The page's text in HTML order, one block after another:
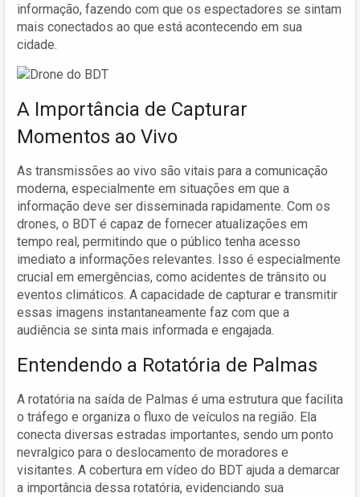
informação, fazendo com que os espectadores se sintam
mais conectados ao que está acontecendo em sua
cidade.
A Importância de Capturar
Momentos ao Vivo
As transmissões ao vivo são vitais para a comunicação
moderna, especialmente em situações em que a
informação deve ser disseminada rapidamente. Com os
drones, o BDT é capaz de fornecer atualizações em
tempo real, permitindo que o público tenha acesso
imediato a informações relevantes. Isso é especialmente
crucial em emergências, como acidentes de trânsito ou
eventos climáticos. A capacidade de capturar e transmitir
essas imagens instantaneamente faz com que a
audiência se sinta mais informada e engajada.
Entendendo a Rotatória de Palmas
A rotatória na saída de Palmas é uma estrutura que facilita
o tráfego e organiza o fluxo de veículos na região. Ela
conecta diversas estradas importantes, sendo um ponto
nevralgico para o deslocamento de moradores e
visitantes. A cobertura em vídeo do BDT ajuda a demarcar
a importância dessa rotatória, evidenciando sua